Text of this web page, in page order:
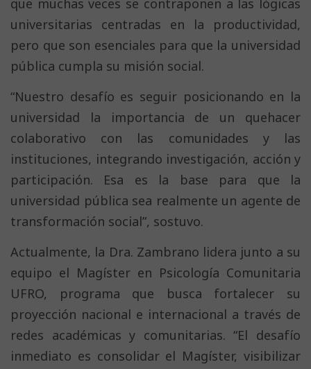
que muchas veces se contraponen a las lógicas
universitarias centradas en la productividad,
pero que son esenciales para que la universidad
pública cumpla su misión social.
“Nuestro desafío es seguir posicionando en la
universidad la importancia de un quehacer
colaborativo con las comunidades y las
instituciones, integrando investigación, acción y
participación. Esa es la base para que la
universidad pública sea realmente un agente de
transformación social”, sostuvo.
Actualmente, la Dra. Zambrano lidera junto a su
equipo el Magíster en Psicología Comunitaria
UFRO, programa que busca fortalecer su
proyección nacional e internacional a través de
redes académicas y comunitarias. “El desafío
inmediato es consolidar el Magíster, visibilizar